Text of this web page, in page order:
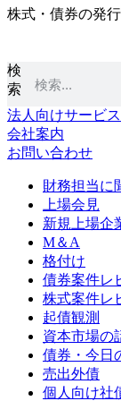
コ
ン
ツ
に
ス
キ
ッ
株式・債券の発
検
索
法人向けサービス
会社案内
お問い合わせ
財務担当に
上場会見
新規上場企
M＆A
格付け
債券案件レ
株式案件レ
起債観測
資本市場の
債券・今日
売出外債
個人向け社